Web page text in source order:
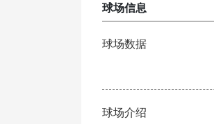
球场信息
球场数据
球场介绍